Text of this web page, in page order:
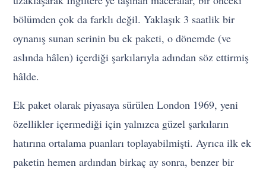
bölümden çok da farklı değil. Yaklaşık 3 saatlik bir
oynanış sunan serinin bu ek paketi, o dönemde (ve
aslında hâlen) içerdiği şarkılarıyla adından söz ettirmiş
hâlde.
Ek paket olarak piyasaya sürülen London 1969, yeni
özellikler içermediği için yalnızca güzel şarkıların
hatırına ortalama puanları toplayabilmişti. Ayrıca ilk ek
paketin hemen ardından birkaç ay sonra, benzer bir